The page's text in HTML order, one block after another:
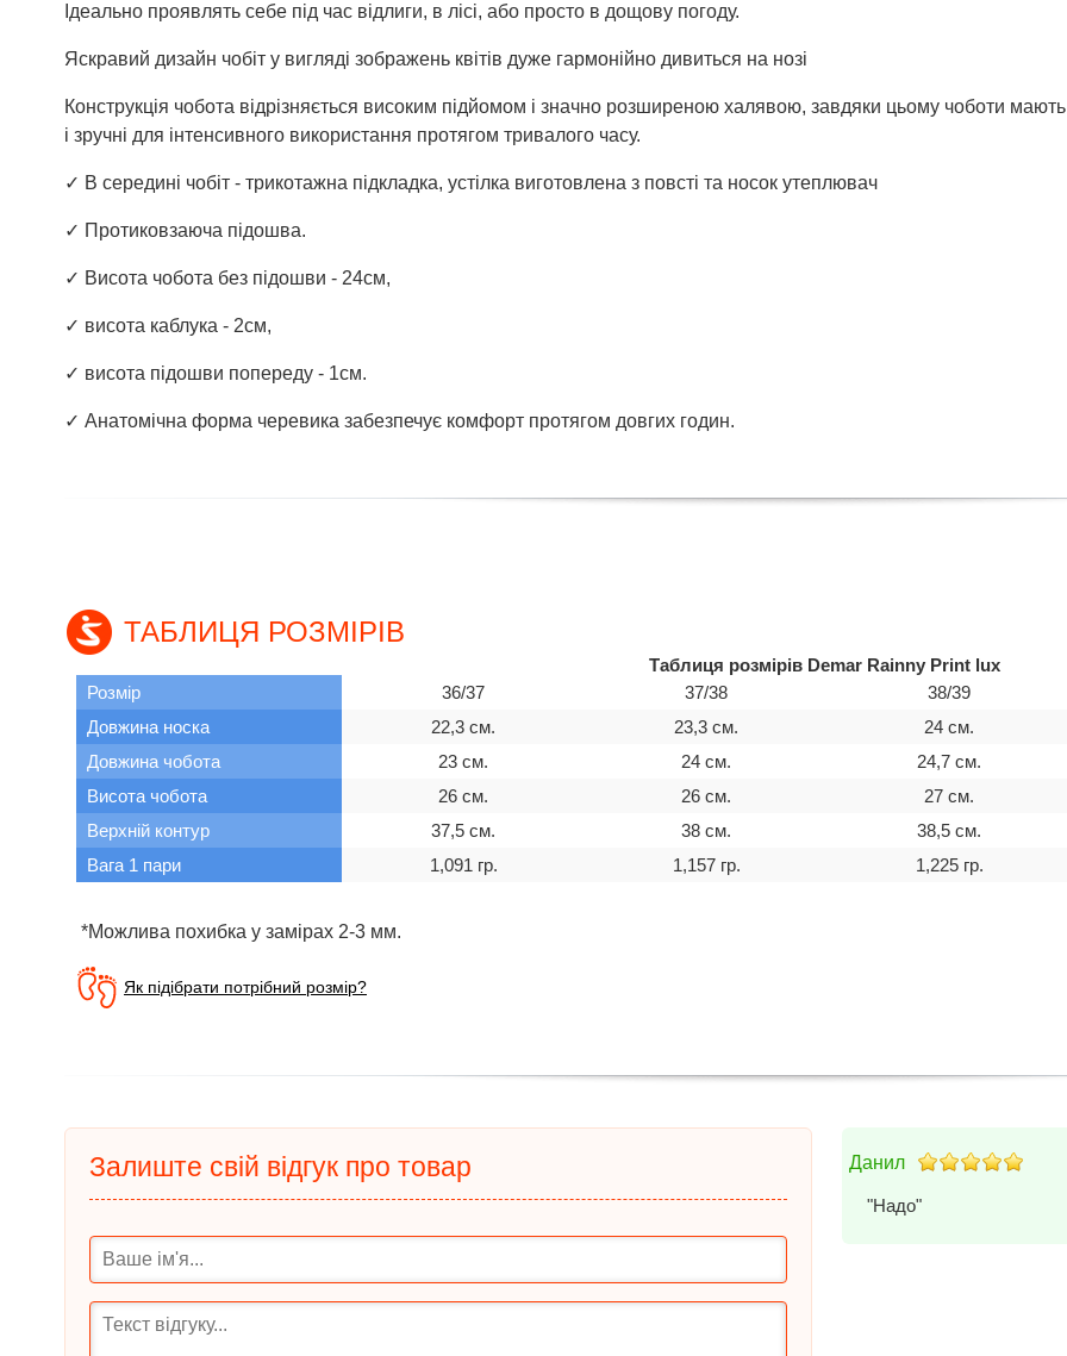
Ідеально проявлять себе під час відлиги, в лісі, або просто в дощову погоду.
Яскравий дизайн чобіт у вигляді зображень квітів дуже гармонійно дивиться на нозі
Конструкція чобота відрізняється високим підйомом і значно розширеною халявою, завдяки цьому чоботи
і зручні для інтенсивного використання протягом тривалого часу.
✓ В середині чобіт - трикотажна підкладка, устілка виготовлена з повсті та носок утеплювач
✓ Протиковзаюча підошва.
✓ Висота чобота без підошви - 24см,
✓ висота каблука - 2см,
✓ висота підошви попереду - 1см.
✓ Анатомічна форма черевика забезпечує комфорт протягом довгих годин.
ТАБЛИЦЯ РОЗМІРІВ
Таблиця розмірів Demar Rainny Print lux
Розмір
36/37 37/38 38/39
Довжина носка
22,3 см. 23,3 см. 24 см.
Довжина чобота
23 см. 24 см. 24,7 см.
Висота чобота
26 см. 26 см. 27 см.
Верхній контур
37,5 см. 38 см. 38,5 см.
Вага 1 пари
1,091 гр. 1,157 гр. 1,225 гр.
*Можлива похибка у замірах 2-3 мм.
Як підібрати потрібний розмір?
Залиште свій відгук про товар Данил
"Надо"